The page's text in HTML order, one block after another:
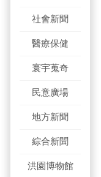
社會新聞
醫療保健
寰宇蒐奇
民意廣場
地方新聞
綜合新聞
洪園博物館